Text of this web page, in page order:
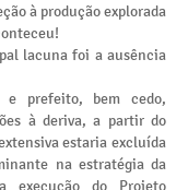
à produção explorada
lacuna foi a ausência
e prefeito, bem cedo,
à deriva, a partir do
estaria excluída
na estratégia da
execução do Projeto